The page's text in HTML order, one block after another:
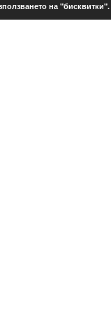
на "бисквитки".